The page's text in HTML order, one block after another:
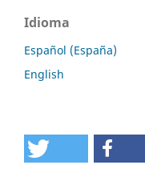
Idioma
Español (España)
English